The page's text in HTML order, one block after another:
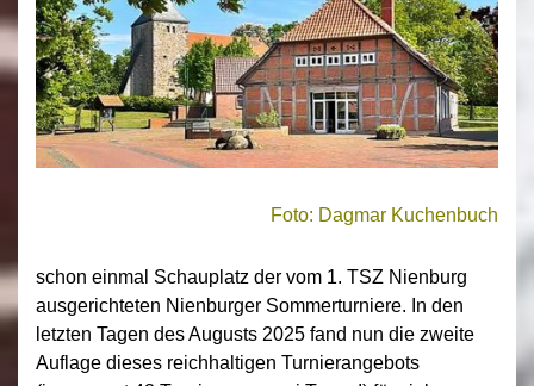
Foto: Dagmar Kuchenbuch
schon einmal Schauplatz der vom 1. TSZ Nienburg
ausgerichteten Nienburger Sommerturniere. In den
letzten Tagen des Augusts 2025 fand nun die zweite
Auflage dieses reichhaltigen Turnierangebots